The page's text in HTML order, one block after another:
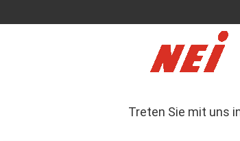
Treten Sie mit uns